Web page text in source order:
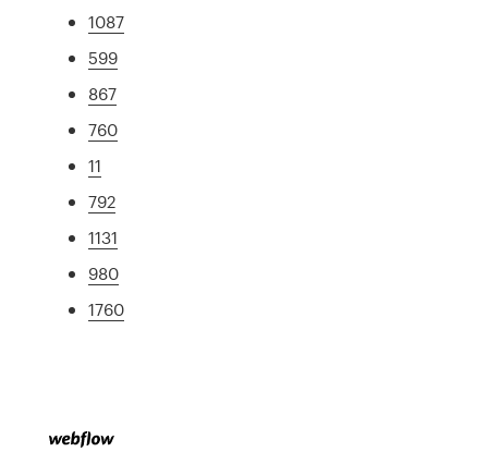
1087
599
867
760
11
792
1131
980
1760